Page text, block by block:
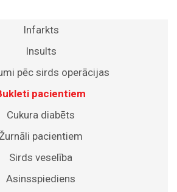
Infarkts
Insults
pēc sirds operācijas
pacientiem
Cukura diabēts
pacientiem
Sirds veselība
Asinsspiediens